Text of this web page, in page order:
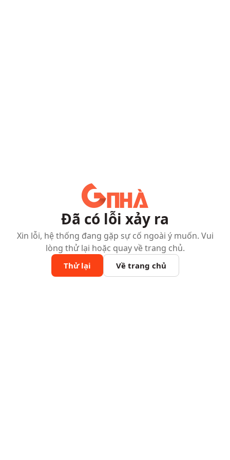
Đã có lỗi xảy ra
Xin lỗi, hệ thống đang gặp sự cố ngoài ý muốn. Vui
lòng thử lại hoặc quay về trang chủ.
Thử lại Về trang chủ